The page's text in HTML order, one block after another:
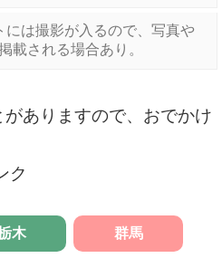
には撮影が入るので、写真や
載される場合あり。
ありますので、おでかけ
ク
木 群馬